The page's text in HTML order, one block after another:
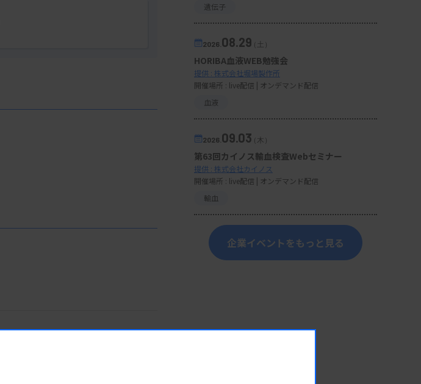
遺伝子
2026. 08.29 （土）
HORIBA血液WEB勉強会
提供 : 株式会社堀場製作所
開催場所 : live配信 | オンデマンド配信
血液
2026. 09.03（木）
第63回カイノス輸血検査Webセミナー
提供 : 株式会社カイノス
開催場所 : live配信 | オンデマンド配信
輸血
企業イベントをもっと見る